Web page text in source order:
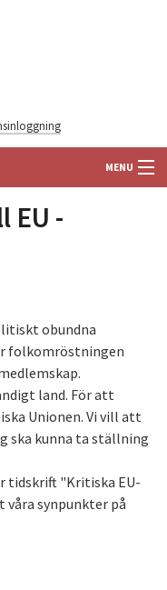
MENU
EU -
obundna
folkomröstningen
land. För att
Unionen. Vi vill att
ska kunna ta ställning
tidskrift "Kritiska EU-
våra synpunkter på